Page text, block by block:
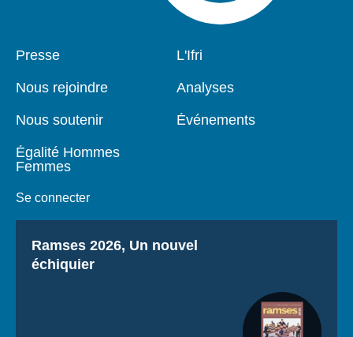
Pied
Presse
Nous rejoindre
Nous soutenir
Égalité Hommes
Femmes
Se connecter
Navigation
L'Ifri
Analyses
Événements
Titre
Ramses 2026, Un nouvel
échiquier